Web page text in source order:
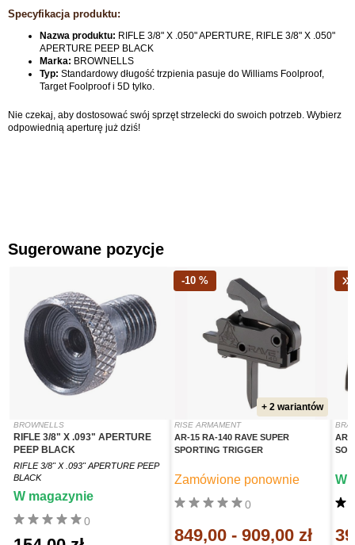
Specyfikacja produktu:
Nazwa produktu: RIFLE 3/8" X .050" APERTURE, RIFLE 3/8" X .050"
APERTURE PEEP BLACK
Marka: BROWNELLS
Typ: Standardowy długość trzpienia pasuje do Williams Foolproof,
Target Foolproof i 5D tylko.
Nie czekaj, aby dostosować swój sprzęt strzelecki do swoich potrzeb. Wybierz
odpowiednią aperturę już dziś!
Sugerowane pozycje
BROWNELLS
RIFLE 3/8" X .093" APERTURE
PEEP BLACK
RIFLE 3/8" X .093" APERTURE PEEP
BLACK
0
W magazynie
-10 %
+ 2 wariantów
RISE ARMAMENT
AR-15 RA-140 RAVE SUPER
SPORTING TRIGGER
0
Zamówione ponownie
849,00 - 909,00 zł
AR-
W